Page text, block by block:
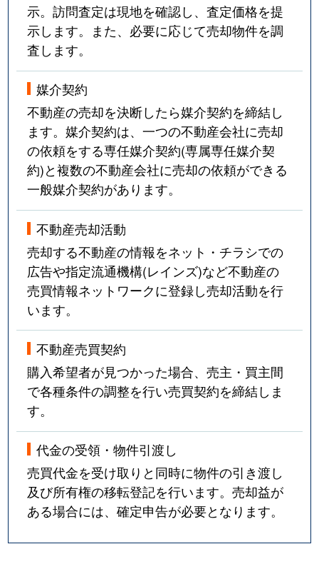
示。訪問査定は現地を確認し、査定価格を提
示します。また、必要に応じて売却物件を調
査します。
媒介契約
不動産の売却を決断したら媒介契約を締結し
ます。媒介契約は、一つの不動産会社に売却
の依頼をする専任媒介契約(専属専任媒介契
約)と複数の不動産会社に売却の依頼ができる
一般媒介契約があります。
不動産売却活動
売却する不動産の情報をネット・チラシでの
広告や指定流通機構(レインズ)など不動産の
売買情報ネットワークに登録し売却活動を行
います。
不動産売買契約
購入希望者が見つかった場合、売主・買主間
で各種条件の調整を行い売買契約を締結しま
す。
代金の受領・物件引渡し
売買代金を受け取りと同時に物件の引き渡し
及び所有権の移転登記を行います。売却益が
ある場合には、確定申告が必要となります。